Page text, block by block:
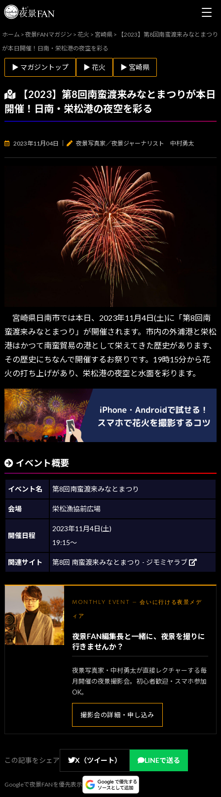
ホーム >夜景FANマガジン >花火 > 宮崎県 >
【2023】第8回南蛮渡来みなとまつり
が本日開催！日南・栄松港の夜空を彩る
▶ マガジントップ ▶ 花火 ▶ 宮崎県
【2023】第8回南蛮渡来みなとまつりが本日
開催！日南・栄松港の夜空を彩る
2023年11月04日 夜景写真家／夜景ジャーナリスト 中村勇太
宮崎県日南市では本日、2023年11月4日(土)に「第8回南
蛮渡来みなとまつり」が開催されます。市内の外浦港と栄松
港はかつて南蛮貿易の港として栄えてきた歴史があります、
その歴史にちなんで開催するお祭りです。19時15分から花
火の打ち上げがあり、栄松港の夜空と水面を彩ります。
イベント概要
イベント名 第8回南蛮渡来みなとまつり
会場 栄松漁協前広場
開催日程
2023年11月4日(土)
19:15～
関連サイト 第8回 南蛮渡来みなとまつり - ジモミヤラブ
MONTHLY EVENT — 会いに行ける夜景メデ
ィア
夜景FAN編集長と一緒に、夜景を撮りに
行きませんか？
夜景写真家・中村勇太が直接レクチャーする毎
月開催の夜景撮影会。初心者歓迎・スマホ参加
OK。
撮影会の詳細・申し込み
この記事をシェア X（ツイート） LINEで送る
Googleで夜景FANを優先表示